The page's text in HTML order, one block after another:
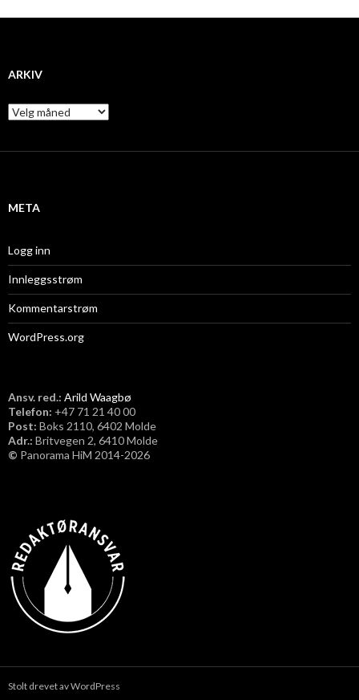
ARKIV
A
r
i
META
Logg inn
Innleggsstrøm
Kommentarstrøm
WordPress.org
Ansv. red.: Arild Waagbø
Telefon: ​+47 71 21 40 00
Post: Boks 2110, 6402 Molde
Adr.: Britvegen 2, 6410 Molde
© Panorama HiM 2014-2026
Stolt drevet av WordPress